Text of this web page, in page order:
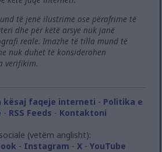
të jenë ilustrime ose përafrime të
dhe për këtë arsye nuk janë
reale. Imazhe të tilla mund të
nuk duhet të konsiderohen
verifikim.
kësaj faqeje interneti - Politika e
- RSS Feeds - Kontaktoni
(vetëm anglisht):
- Instagram - X- YouTube